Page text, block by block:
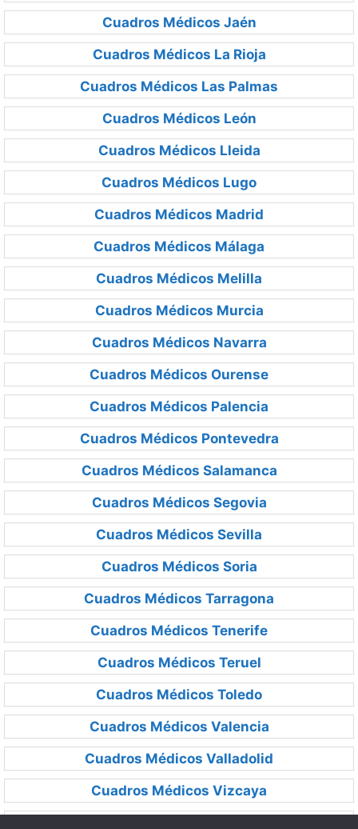
Cuadros Médicos Jaén
Cuadros Médicos La Rioja
Cuadros Médicos Las Palmas
Cuadros Médicos León
Cuadros Médicos Lleida
Cuadros Médicos Lugo
Cuadros Médicos Madrid
Cuadros Médicos Málaga
Cuadros Médicos Melilla
Cuadros Médicos Murcia
Cuadros Médicos Navarra
Cuadros Médicos Ourense
Cuadros Médicos Palencia
Cuadros Médicos Pontevedra
Cuadros Médicos Salamanca
Cuadros Médicos Segovia
Cuadros Médicos Sevilla
Cuadros Médicos Soria
Cuadros Médicos Tarragona
Cuadros Médicos Tenerife
Cuadros Médicos Teruel
Cuadros Médicos Toledo
Cuadros Médicos Valencia
Cuadros Médicos Valladolid
Cuadros Médicos Vizcaya